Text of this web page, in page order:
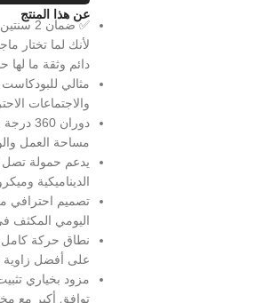
عن هذا المنتج
✅
لأنك لما تختار
دائم وثقة ما لها
مثالي
والاجتماعات
دوران
مساحة العمل
الديناميكية
تصميم احترافي من
اليومي المكثف
نطاق حركة
على أفضل زاوية
مزود بخياري
توافق أكبر مع